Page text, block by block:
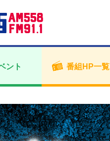
ント 番組HP一覧